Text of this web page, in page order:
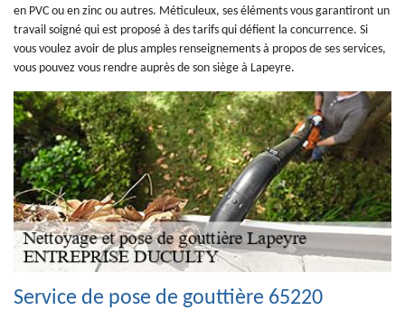
en PVC ou en zinc ou autres. Méticuleux, ses éléments vous garantiront un
travail soigné qui est proposé à des tarifs qui défient la concurrence. Si
vous voulez avoir de plus amples renseignements à propos de ses services,
vous pouvez vous rendre auprès de son siège à Lapeyre.
Service de pose de gouttière 65220